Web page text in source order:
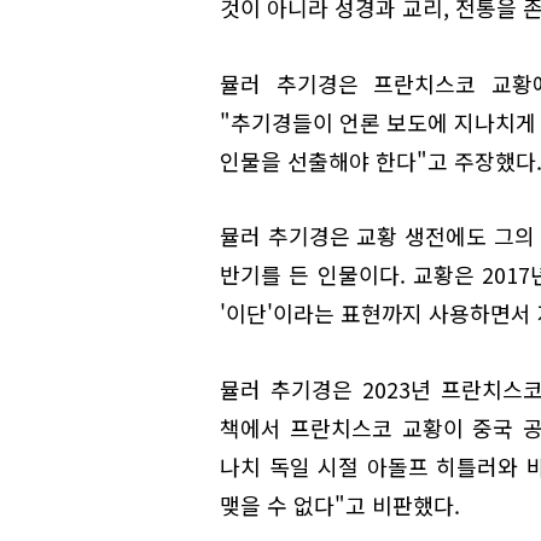
것이 아니라 성경과 교리, 전통을
뮬러 추기경은 프란치스코 교
"추기경들이 언론 보도에 지나치
인물을 선출해야 한다"고 주장했다.
뮬러 추기경은 교황 생전에도 그
반기를 든 인물이다. 교황은
'이단'이라는 표현까지 사용하면
뮬러 추기경은 2023년 프란치스
책에서 프란치스코 교황이 중국
나치 독일 시절 아돌프 히틀러와
맺을 수 없다"고 비판했다.